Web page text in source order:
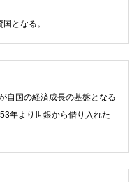
となる。
自国の経済成長の基盤となる
年より世銀から借り入れた